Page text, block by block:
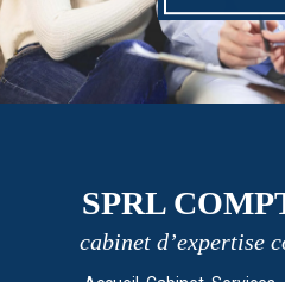
SPRL
cabinet d’expertise